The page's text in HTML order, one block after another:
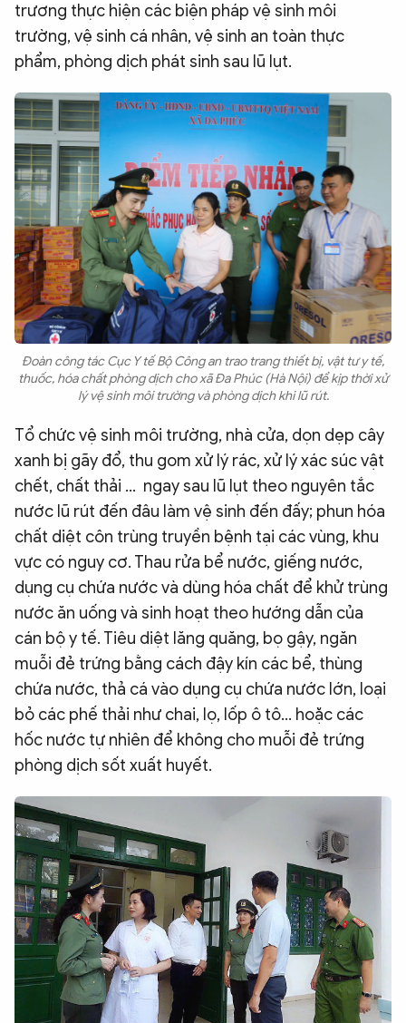
trương thực hiện các biện pháp vệ sinh môi
trường, vệ sinh cá nhân, vệ sinh an toàn thực
phẩm, phòng dịch phát sinh sau lũ lụt.
Đoàn công tác Cục Y tế Bộ Công an trao trang thiết bị, vật tư y tế,
thuốc, hóa chất phòng dịch cho xã Đa Phúc (Hà Nội) để kịp thời xử
lý vệ sinh môi trường và phòng dịch khi lũ rút.
Tổ chức vệ sinh môi trường, nhà cửa, dọn dẹp cây
xanh bị gãy đổ, thu gom xử lý rác, xử lý xác súc vật
chết, chất thải ... ngay sau lũ lụt theo nguyên tắc
nước lũ rút đến đâu làm vệ sinh đến đấy; phun hóa
chất diệt côn trùng truyền bệnh tại các vùng, khu
vực có nguy cơ. Thau rửa bể nước, giếng nước,
dụng cụ chứa nước và dùng hóa chất để khử trùng
nước ăn uống và sinh hoạt theo hướng dẫn của
cán bộ y tế. Tiêu diệt lăng quăng, bọ gậy, ngăn
muỗi đẻ trứng bằng cách đậy kín các bể, thùng
chứa nước, thả cá vào dụng cụ chứa nước lớn, loại
bỏ các phế thải như chai, lọ, lốp ô tô… hoặc các
hốc nước tự nhiên để không cho muỗi đẻ trứng
phòng dịch sốt xuất huyết.